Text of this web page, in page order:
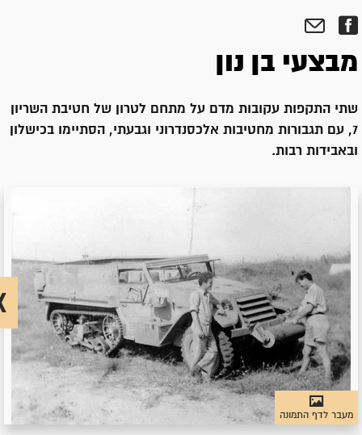
מבצעי בן נון
שתי התקפות עקובות מדם על מתחם לטרון של חטיבת השריון
7, עם תגבורות מחטיבות אלכסנדרוני וגבעתי, הסתיימו בכישלון
ובאבידות רבות.
מעבר לדף התמונה